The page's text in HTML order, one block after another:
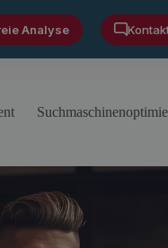
Analyse